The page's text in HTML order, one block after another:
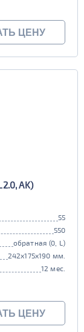
ЦЕНУ
AK)
55
550
обратная (0, L)
242x175x190 мм.
12 мес.
ЦЕНУ